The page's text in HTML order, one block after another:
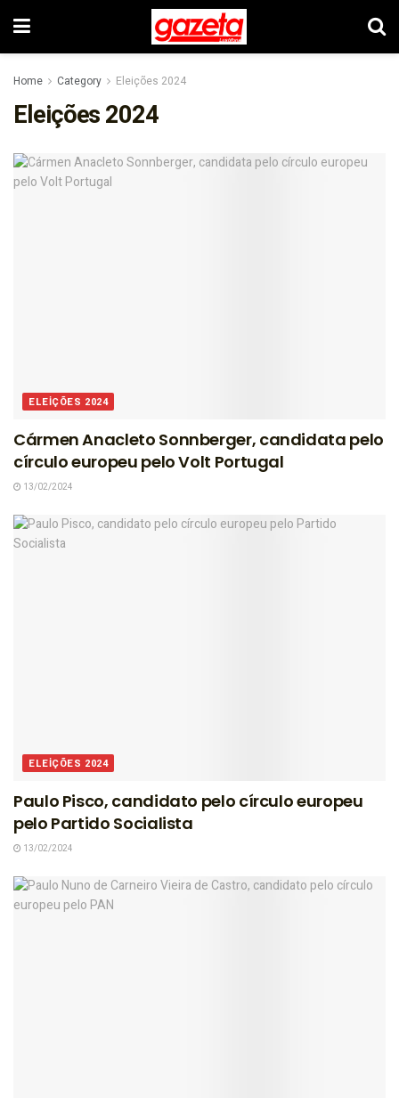
Home Category Eleições 2024
Eleições 2024
ELEIÇÕES 2024
Cármen Anacleto Sonnberger, candidata pelo
círculo europeu pelo Volt Portugal
13/02/2024
ELEIÇÕES 2024
Paulo Pisco, candidato pelo círculo europeu
pelo Partido Socialista
13/02/2024